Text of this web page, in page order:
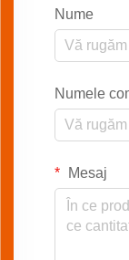
Nume
Numele
Mesaj